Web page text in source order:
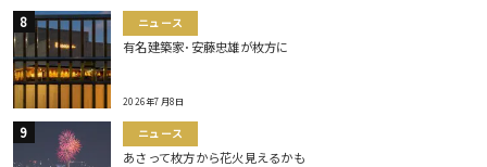
ニュース
有名建築家･安藤忠雄が枚方に
2026年7月8日
ニュース
あさって枚方から花火見えるかも